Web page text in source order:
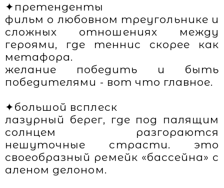
✦претенденты
фильм о любовном треугольнике и
сложных отношениях между
героями, где теннис скорее как
метафора.
желание победить и быть
победителями - вот что главное.
✦большой всплеск
лазурный берег, где под палящим
солнцем разгораются
нешуточные страсти. это
своеобразный ремейк «бассейна» с
аленом делоном.